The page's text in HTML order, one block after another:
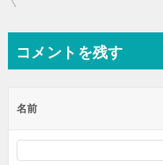
ビ
ー
シ
コメントを残す
名前